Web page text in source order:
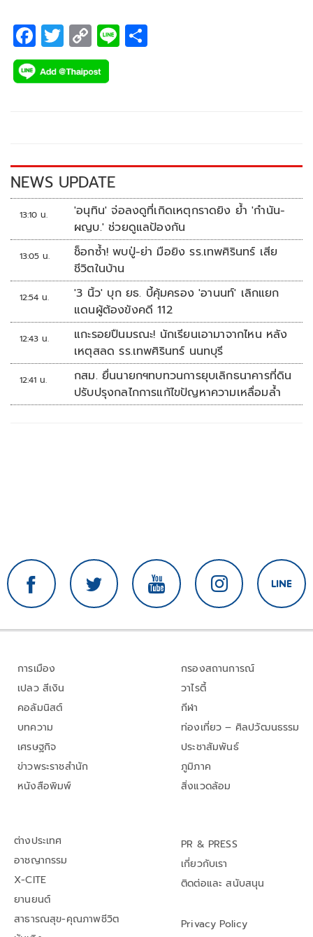
F
ac
e
k
T
wi
tt
C
o
p
k
Li
NEWS UPDATE
13:10 น.
'อนุทิน' จ่อลงดูที่เกิดเหตุกราดยิง ย้ำ 'กำนัน-
ผญบ.' ช่วยดูแลป้องกัน
13:05 น.
ช็อกซ้ำ! พบปู่-ย่า มือยิง รร.เทพศิรินทร์ เสีย
ชีวิตในบ้าน
12:54 น.
'3 นิ้ว' บุก ยธ. บี้คุ้มครอง 'อานนท์' เลิกแยก
แดนผู้ต้องขังคดี 112
12:43 น.
แกะรอยปืนมรณะ! นักเรียนเอามาจากไหน หลัง
เหตุสลด รร.เทพศิรินทร์ นนทบุรี
12:41 น.
กสม. ยื่นนายกฯทบทวนการยุบเลิกธนาคารที่ดิน
ปรับปรุงกลไกการแก้ไขปัญหาความเหลื่อมล้ำ
การเมือง
เปลว สีเงิน
คอลัมนิสต์
บทความ
เศรษฐกิจ
ข่าวพระราชสำนัก
หนังสือพิมพ์
กรองสถานการณ์
วาไรตี้
กีฬา
ท่องเที่ยว – ศิลปวัฒนธรรม
ประชาสัมพันธ์
ภูมิภาค
สิ่งแวดล้อม
ต่างประเทศ
อาชญากรรม
X-CITE
ยานยนต์
สาธารณสุข-คุณภาพชีวิต
PR & PRESS
เกี่ยวกับเรา
ติดต่อและ สนับสนุน
Privacy Policy